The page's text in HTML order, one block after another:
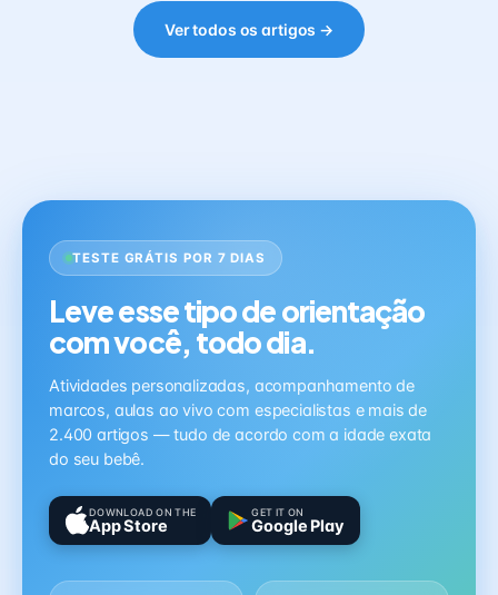
Ver todos os artigos →
TESTE GRÁTIS POR 7 DIAS
Leve esse tipo de orientação
com você, todo dia.
Atividades personalizadas, acompanhamento de
marcos, aulas ao vivo com especialistas e mais de
2.400 artigos — tudo de acordo com a idade exata
do seu bebê.
DOWNLOAD ON THE
App Store
GET IT ON
Google Play